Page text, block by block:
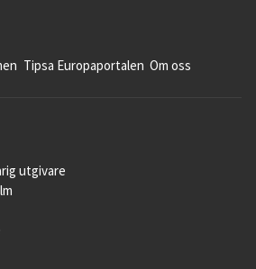
Tipsa Europaportalen Om oss
utgivare